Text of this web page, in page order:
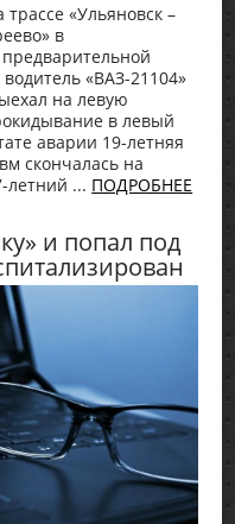
«Ульяновск –
в
«ВАЗ-21104»
на левую
в левый
аварии 19-летняя
скончалась на
летний ... ПОДРОБНЕЕ
и попал под